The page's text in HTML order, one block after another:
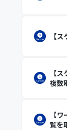
【
【
複数
【
覧を